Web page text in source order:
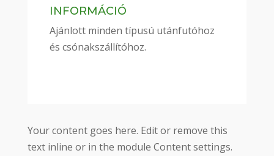
INFORMÁCIÓ
Ajánlott minden típusú utánfutóhoz
és csónakszállítóhoz.
Your content goes here. Edit or remove this
text inline or in the module Content settings.